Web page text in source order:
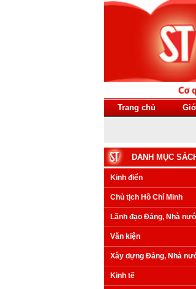
Trang chủ
DANH MỤC
Kinh điển
Chủ tịch Hồ Chí Minh
Lãnh đạo Đảng, Nhà
Văn kiện
Xây dựng Đảng, Nhà
Kinh tế